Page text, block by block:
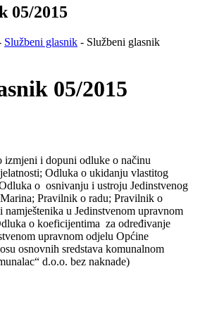
05/2015
Službeni glasnik - Službeni glasnik
05/2015
izmjeni i dopuni odluke o načinu
Odluka o ukidanju vlastitog
o osnivanju i ustroju Jedinstvenog
Pravilnik o radu; Pravilnik o
u Jedinstvenom upravnom
o koeficijentima za određivanje
upravnom odjelu Općine
osnovnih sredstava komunalnom
d.o.o. bez naknade)